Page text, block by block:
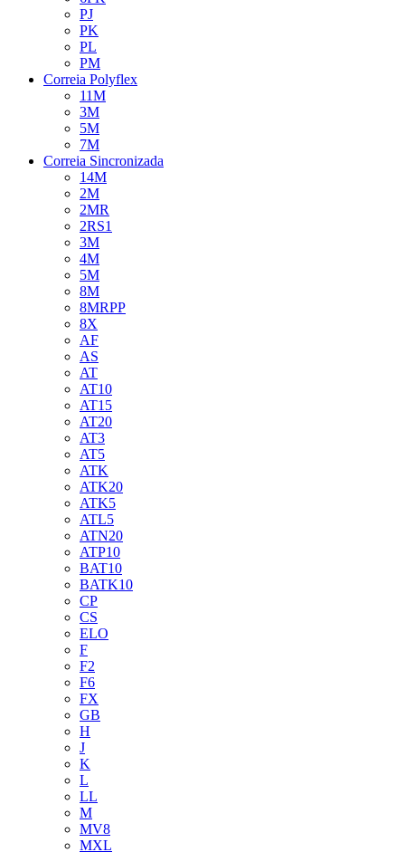
PJ
PK
PL
PM
Correia Polyflex
11M
3M
5M
7M
Correia Sincronizada
14M
2M
2MR
2RS1
3M
4M
5M
8M
8MRPP
8X
AF
AS
AT
AT10
AT15
AT20
AT3
AT5
ATK
ATK20
ATK5
ATL5
ATN20
ATP10
BAT10
BATK10
CP
CS
ELO
F
F2
F6
FX
GB
H
J
K
L
LL
M
MV8
MXL